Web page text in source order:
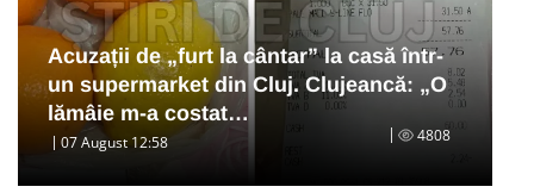
Acuzații de „furt la cântar” la casă într-
un supermarket din Cluj. Clujeancă: „O
lămâie m-a costat…
07 August 12:58 4808